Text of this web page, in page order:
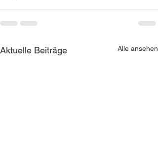
Aktuelle Beiträge Alle ansehen